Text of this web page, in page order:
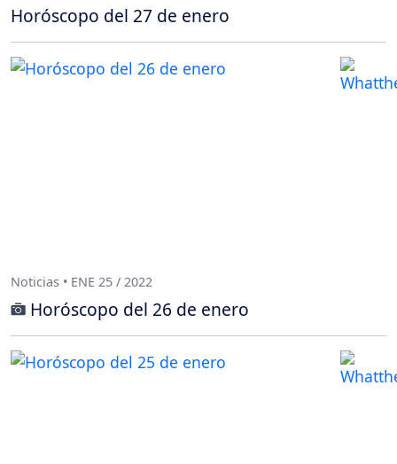
Horóscopo del 27 de enero
Noticias • ENE 25 / 2022
Horóscopo del 26 de enero